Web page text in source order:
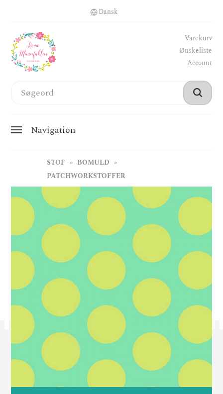
Varekurv
Ønskeliste
Account
Navigation
STOF
BOMULD
PATCHWORKSTOFFER